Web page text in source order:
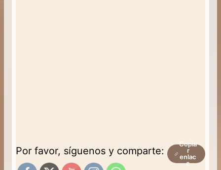
Por favor, síguenos y comparte:
Copia
r
enlac
e